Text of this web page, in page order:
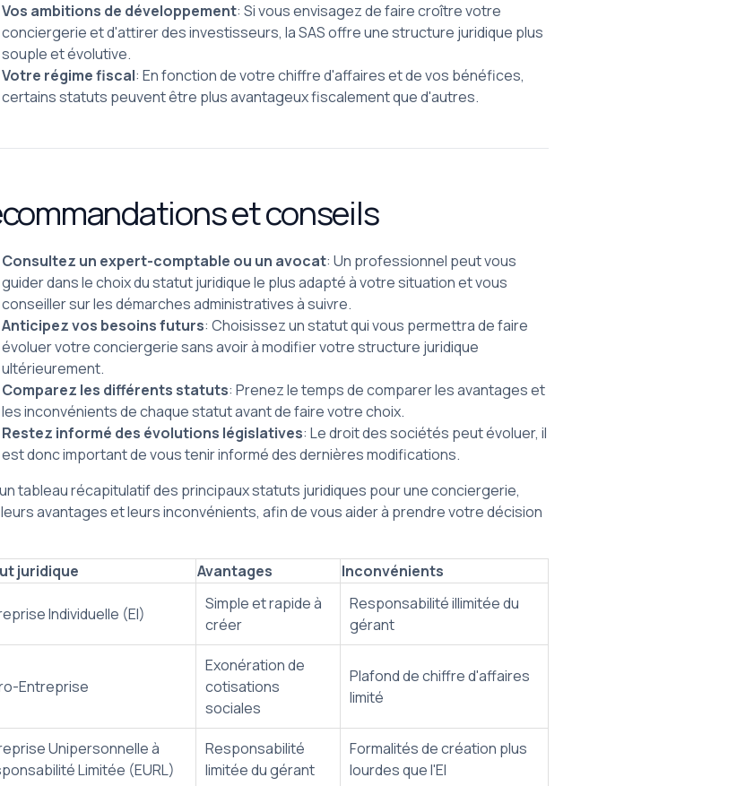
Vos ambitions de développement: Si vous envisagez de faire croître votre
conciergerie et d'attirer des investisseurs, la SAS offre une structure juridique plus
souple et évolutive.
Votre régime fiscal: En fonction de votre chiffre d'affaires et de vos bénéfices,
certains statuts peuvent être plus avantageux fiscalement que d'autres.
et conseils
Consultez un expert-comptable ou un avocat: Un professionnel peut vous
guider dans le choix du statut juridique le plus adapté à votre situation et vous
conseiller sur les démarches administratives à suivre.
Anticipez vos besoins futurs: Choisissez un statut qui vous permettra de faire
évoluer votre conciergerie sans avoir à modifier votre structure juridique
ultérieurement.
Comparez les différents statuts: Prenez le temps de comparer les avantages et
les inconvénients de chaque statut avant de faire votre choix.
Restez informé des évolutions législatives: Le droit des sociétés peut évoluer, il
est donc important de vous tenir informé des dernières modifications.
tableau récapitulatif des principaux statuts juridiques pour une conciergerie,
avantages et leurs inconvénients, afin de vous aider à prendre votre décision
juridique
Avantages Inconvénients
Individuelle (EI)
Simple et rapide à
créer
Responsabilité illimitée du
gérant
Entreprise
Exonération de
cotisations
sociales
Plafond de chiffre d'affaires
limité
Unipersonnelle à
Limitée (EURL)
Responsabilité
limitée du gérant
Formalités de création plus
lourdes que l'EI